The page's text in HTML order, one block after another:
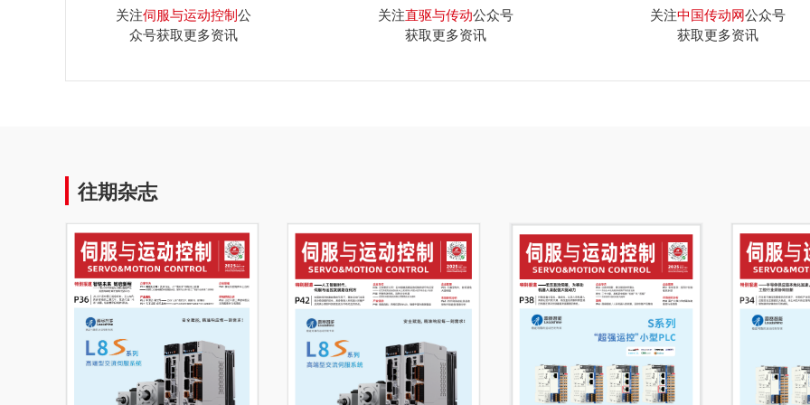
关注伺服与运动控制公
众号获取更多资讯
关注直驱与传动公众号
获取更多资讯
关注中国传动网公众号
获取更多资讯
往期杂志